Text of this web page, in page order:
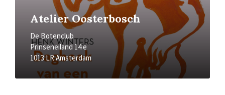
Atelier Oosterbosch
De Botenclub
Prinseneiland 14 e
1013 LR Amsterdam